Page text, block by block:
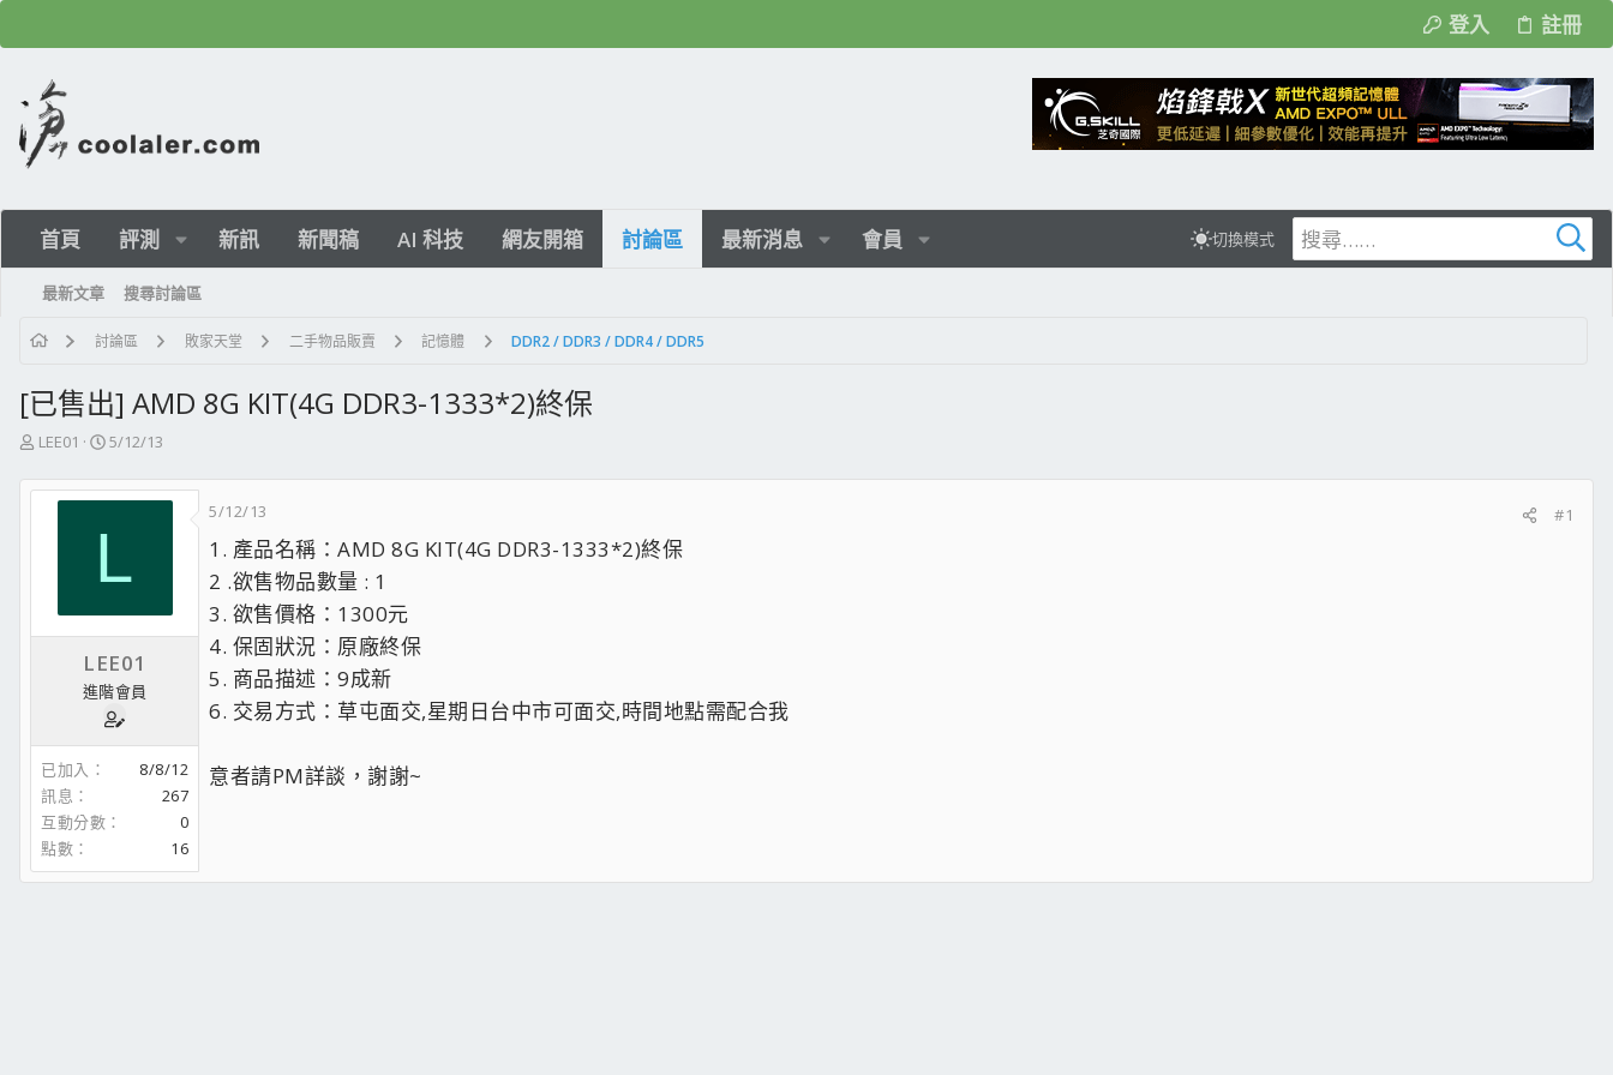
登入 註冊
首頁 評測 新訊 新聞稿 AI 科技 網友開箱 討論區 最新消息 會員 切換模式
最新文章 搜尋討論區
討論區 敗家天堂 二手物品販賣 記憶體 DDR2 / DDR3 / DDR4 / DDR5
[已售出] AMD 8G KIT(4G DDR3-1333*2)終保
主
發
LEE01
開
日
5/12/13
L
LEE01
進階會員
已加入
8/8/12
訊息
267
互動分數
0
點數
16
5/12/13 #1
1. 產品名稱：AMD 8G KIT(4G DDR3-1333*2)終保
2 .欲售物品數量 : 1
3. 欲售價格：1300元
4. 保固狀況：原廠終保
5. 商品描述：9成新
6. 交易方式：草屯面交,星期日台中市可面交,時間地點需配合我
意者請PM詳談，謝謝~